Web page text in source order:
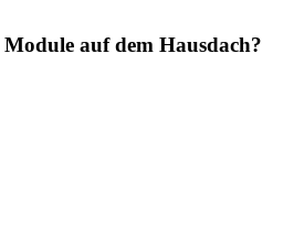
auf dem Hausdach?